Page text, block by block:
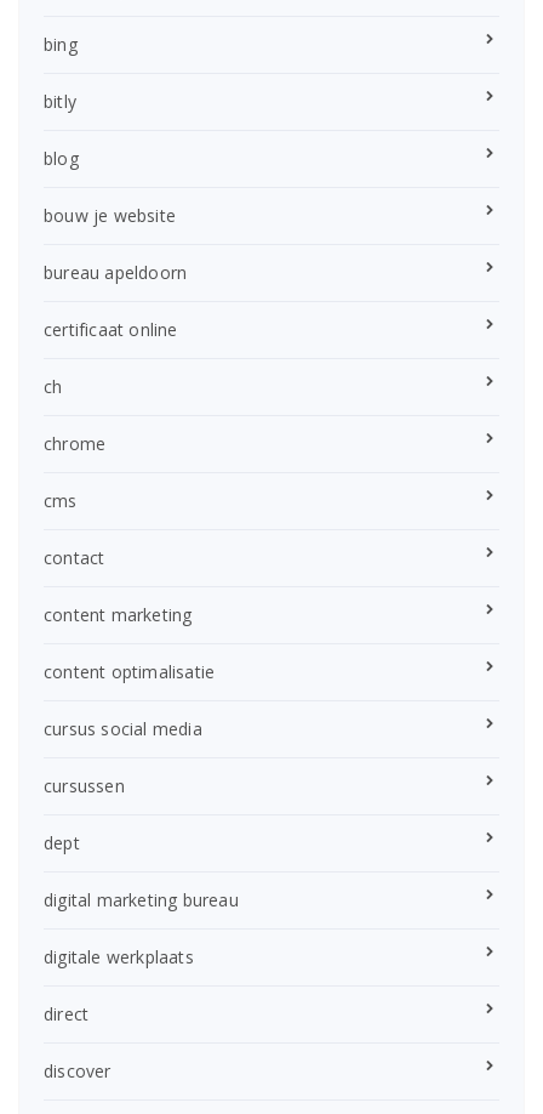
bing
bitly
blog
bouw je website
bureau apeldoorn
certificaat online
ch
chrome
cms
contact
content marketing
content optimalisatie
cursus social media
cursussen
dept
digital marketing bureau
digitale werkplaats
direct
discover